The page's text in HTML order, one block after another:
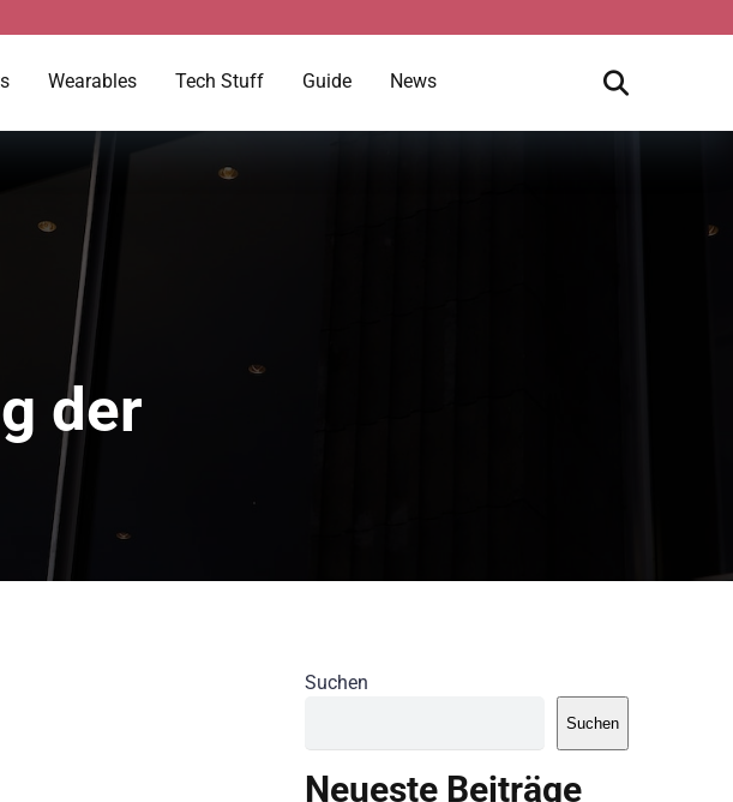
Wearables Tech Stuff Guide News
der
Suchen
Suchen
Neueste Beiträge